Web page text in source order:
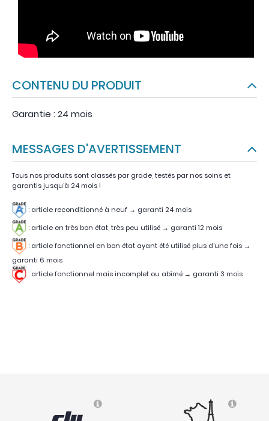
CONTENU DU PRODUIT
Garantie : 24 mois
MESSAGES D'AVERTISSEMENT
Tous nos produits sont classés par grade, testés par nos soins et
garantis jusqu'à 24 mois !
: article reconditionné à neuf → garanti 24 mois
: article en très bon état, très peu utilisé → garanti 12 mois
: article fonctionnel en bon état ayant été utilisé plus d'une fois →
garanti 6 mois
: article fonctionnel mais incomplet ou abîmé → garanti 3 mois